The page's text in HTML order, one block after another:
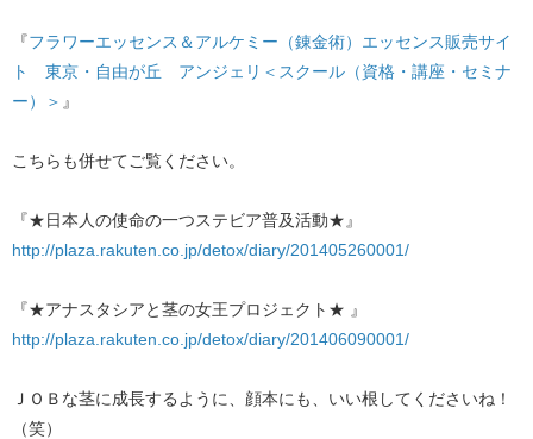
『フラワーエッセンス＆アルケミー（錬金術）エッセンス販売サイ
ト 東京・自由が丘 アンジェリ＜スクール（資格・講座・セミナ
ー）＞ 』
こちらも併せてご覧ください。
『★日本人の使命の一つステビア普及活動★』
http://plaza.rakuten.co.jp/detox/diary/201405260001/
『★アナスタシアと茎の女王プロジェクト★ 』
http://plaza.rakuten.co.jp/detox/diary/201406090001/
ＪＯＢな茎に成長するように、顔本にも、いい根してくださいね！
（笑）